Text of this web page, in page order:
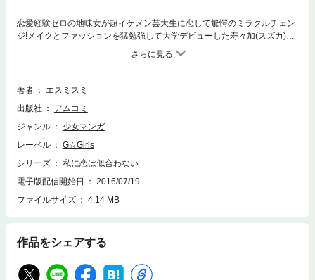
恋愛経験ゼロの地味女が超イケメン芸大生に恋して驚愕のミラクルチェン
ジ!メイクとファッションを猛勉強して大学デビューした寿々加(スズカ)。
でも片思いの彼・北見(キタミ)先輩は、女に興味のないゲイだと聞かさ
れ、おまけに自分のハデな見た目が誤解を生んで、処女なのに学校で“ビッ
チ“認定されるハメに!!恋も大学生活も終わったと思いきや、なんと先輩が
お隣さん!?おまけに先輩の素顔は、噂と違って…!!
著者
エスミスミ
出版社
アムコミ
ジャンル
少女マンガ
レーベル
G☆Girls
シリーズ
私に恋は似合わない
電子版配信開始日
2016/07/19
ファイルサイズ
4.14 MB
作品をシェアする